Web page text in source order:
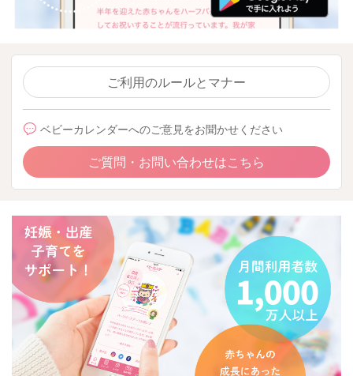
ご利用のルールとマナー
ベビーカレンダーへのご意見をお聞かせください
ご質問・お問い合わせはこちら